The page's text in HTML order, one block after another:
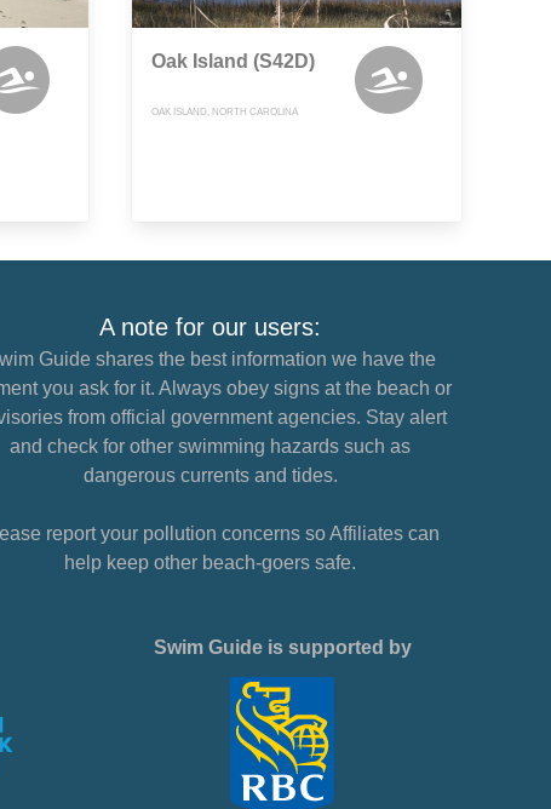
Oak Island (S42D)
OAK ISLAND, NORTH CAROLINA
A note for our users:
Guide shares the best information we have the
you ask for it. Always obey signs at the beach or
from official government agencies. Stay alert
and check for other swimming hazards such as
dangerous currents and tides.
report your pollution concerns so Affiliates can
help keep other beach-goers safe.
Swim Guide is supported by